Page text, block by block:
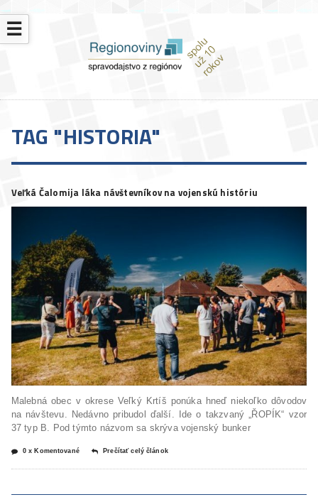
☰
TAG "HISTORIA"
Veľká Čalomija láka návštevníkov na vojenskú históriu
Malebná obec v okrese Veľký Krtíš ponúka hneď niekoľko dôvodov
na návštevu. Nedávno pribudol ďalší. Ide o takzvaný „ŘOPÍK“ vzor
37 typ B. Pod týmto názvom sa skrýva vojenský bunker
0 x Komentované Prečítať celý článok